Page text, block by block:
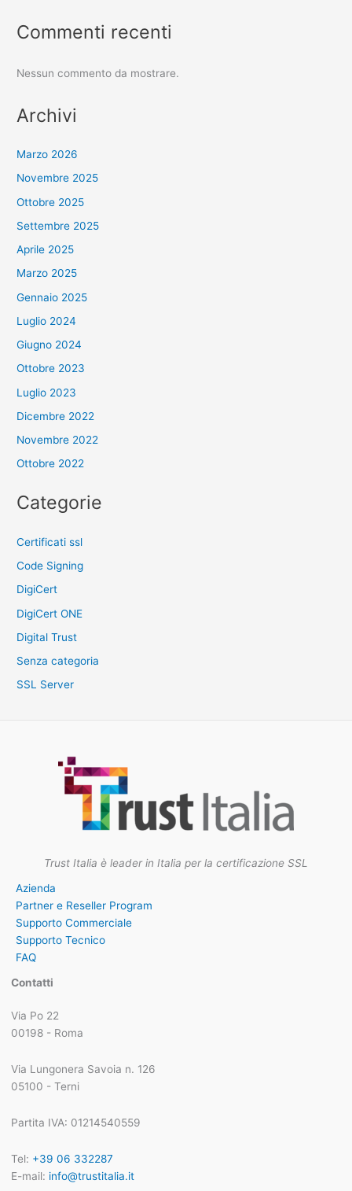
Commenti recenti
Nessun commento da mostrare.
Archivi
Marzo 2026
Novembre 2025
Ottobre 2025
Settembre 2025
Aprile 2025
Marzo 2025
Gennaio 2025
Luglio 2024
Giugno 2024
Ottobre 2023
Luglio 2023
Dicembre 2022
Novembre 2022
Ottobre 2022
Categorie
Certificati ssl
Code Signing
DigiCert
DigiCert ONE
Digital Trust
Senza categoria
SSL Server
Trust Italia è leader in Italia per la certificazione SSL
Azienda
Partner e Reseller Program
Supporto Commerciale
Supporto Tecnico
FAQ
Contatti
Via Po 22
00198 - Roma
Via Lungonera Savoia n. 126
05100 - Terni
Partita IVA: 01214540559
Tel: +39 06 332287
E-mail: info@trustitalia.it